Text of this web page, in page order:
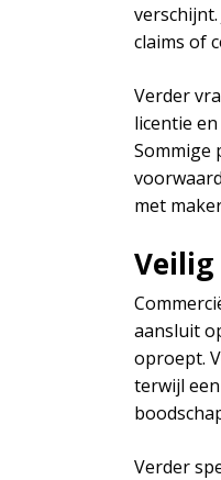
claims of
Verder
licentie
Sommige
met
aansluit
oproept.
terwijl
Verder